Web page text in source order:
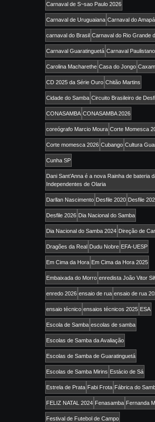
Carnaval de S~sao Paulo 2026
Carnaval de Uruguaiana Carnaval do Amapá
carnaval do Brasil Carnaval do Rio Grande
Carnaval Guaratinguetá Carnaval Paulistano
Carolina Macharethe Casa do Jongo
CD 2025 da Série Ouro Chitão Martins
Cidade do Samba Circuito Brasileiro de
CONASAMBA CONASAMBA 2026
coreógrafo Marcio Moura Corte Momesca
Corte momesca 2026 Cubango Cultura
Cunha SP
Dani Sant’Anna é a nova Rainha de bateria
Independentes de Olaria
Darllan Nascimento Desfile 2020 Desfile
Desfile 2026 Dia Nacional do Samba
Dia Nacional do Samba 2024 Direção de
Dragões da Real Dudu Nobre EFA-UESP
Em Cima da Hora Em Cima da Hora 2025
Embaixada do Morro enredista João Vitor
enredo 2026 ensaio de rua ensaio de rua
ensaio técnico ensaios técnicos 2025 ESA
Escola de Samba escolas de samba
Escolas de Samba da Avaliação
Escolas de Samba de Guaratinguetá
Escolas de Samba Mirins Estácio de Sá
Estrela de Prata Fabi Frota Fábrica do
FELIZ NATAL 2024 Fenasamba Fernanda
Festival de Futebol de Campo